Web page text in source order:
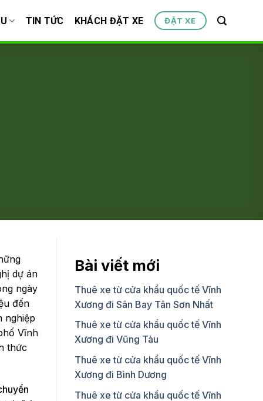
TIN TỨC KHÁCH ĐẶT XE ĐẶT XE
dự án
ngày
đến
nghiệp
Vĩnh
thức
Bài viết mới
Thuê xe từ cửa khẩu quốc tế Vĩnh
Xương đi Sân Bay Tân Sơn Nhất
Thuê xe từ cửa khẩu quốc tế Vĩnh
Xương đi Vũng Tàu
Thuê xe từ cửa khẩu quốc tế Vĩnh
Xương đi Bình Dương
Thuê xe từ cửa khẩu quốc tế Vĩnh